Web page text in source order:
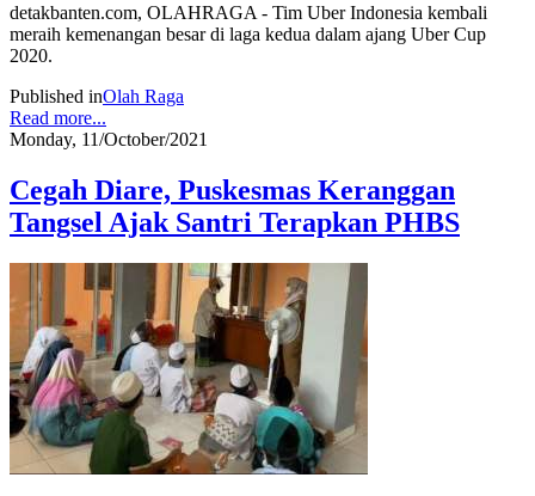
detakbanten.com, OLAHRAGA - Tim Uber Indonesia kembali
meraih kemenangan besar di laga kedua dalam ajang Uber Cup
2020.
Published inOlah Raga
Read more...
Monday, 11/October/2021
Cegah Diare, Puskesmas Keranggan
Tangsel Ajak Santri Terapkan PHBS